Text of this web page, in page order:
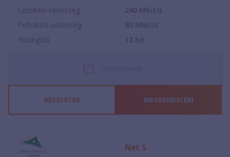
Letöltési sebesség
240 Mbit/s
Feltöltési sebesség
80 Mbit/s
Hűségidő
12 hó
RÉSZLETEK MEGRENDELEM
Net S